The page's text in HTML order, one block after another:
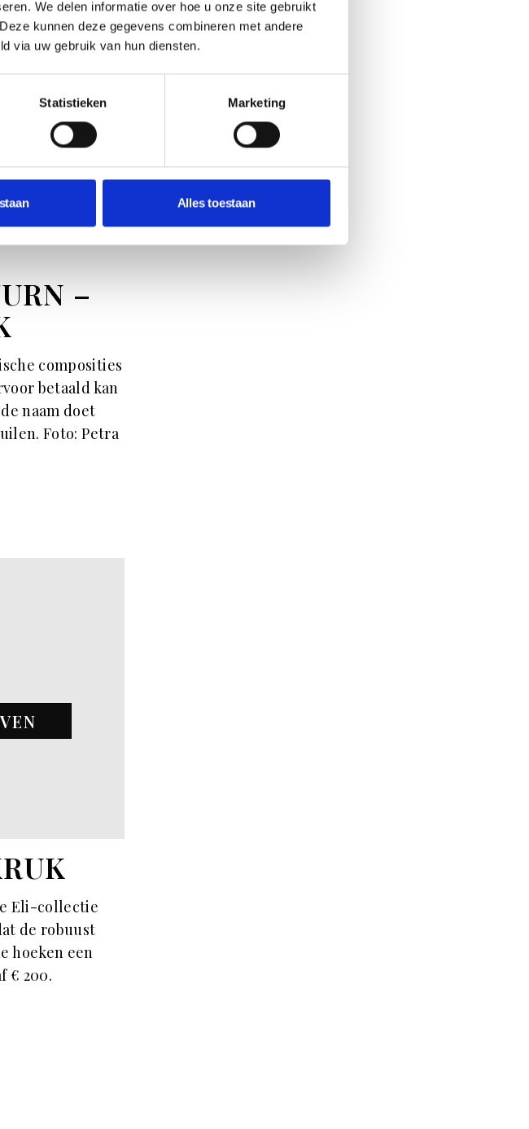
We delen informatie over hoe u onze site gebruikt
kunnen deze gegevens combineren met andere
via uw gebruik van hun diensten.
Statistieken Marketing
Alles toestaan
Decoratori
genaamd
Japanse
–
composities
betaald kan
naam doet
Foto: Petra
Eli-collectie
de robuust
hoeken een
€ 200.